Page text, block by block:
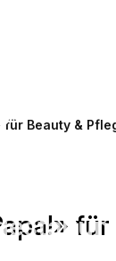
Beauty &